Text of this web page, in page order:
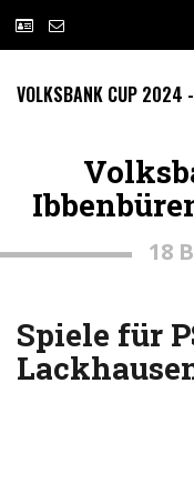
VOLKSBANK CUP 2024
18
Spiele für